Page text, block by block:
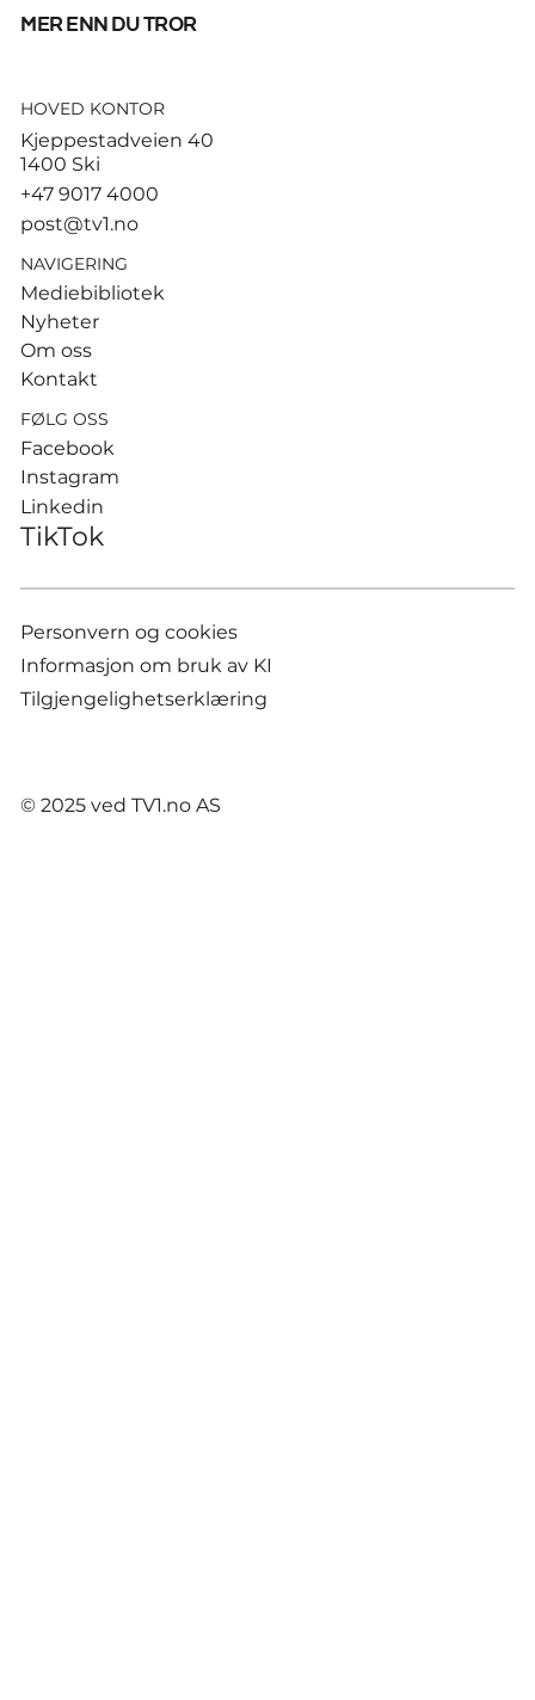
Fifpro med knallhard
presidentens makt
mer enn du tror
HOVED KONTOR
Kjeppestadveien 40
1400 Ski
+47 9017 4000
post@tv1.no
NAVIGERING
Mediebibliotek
Nyheter
Om oss
Kontakt
FØLG OSS
Facebook
Instagram
Linkedin
TikTok
Personvern og cookies
Informasjon om bruk av KI
Tilgjengelighetserklæring
© 2025 ved TV1.no AS